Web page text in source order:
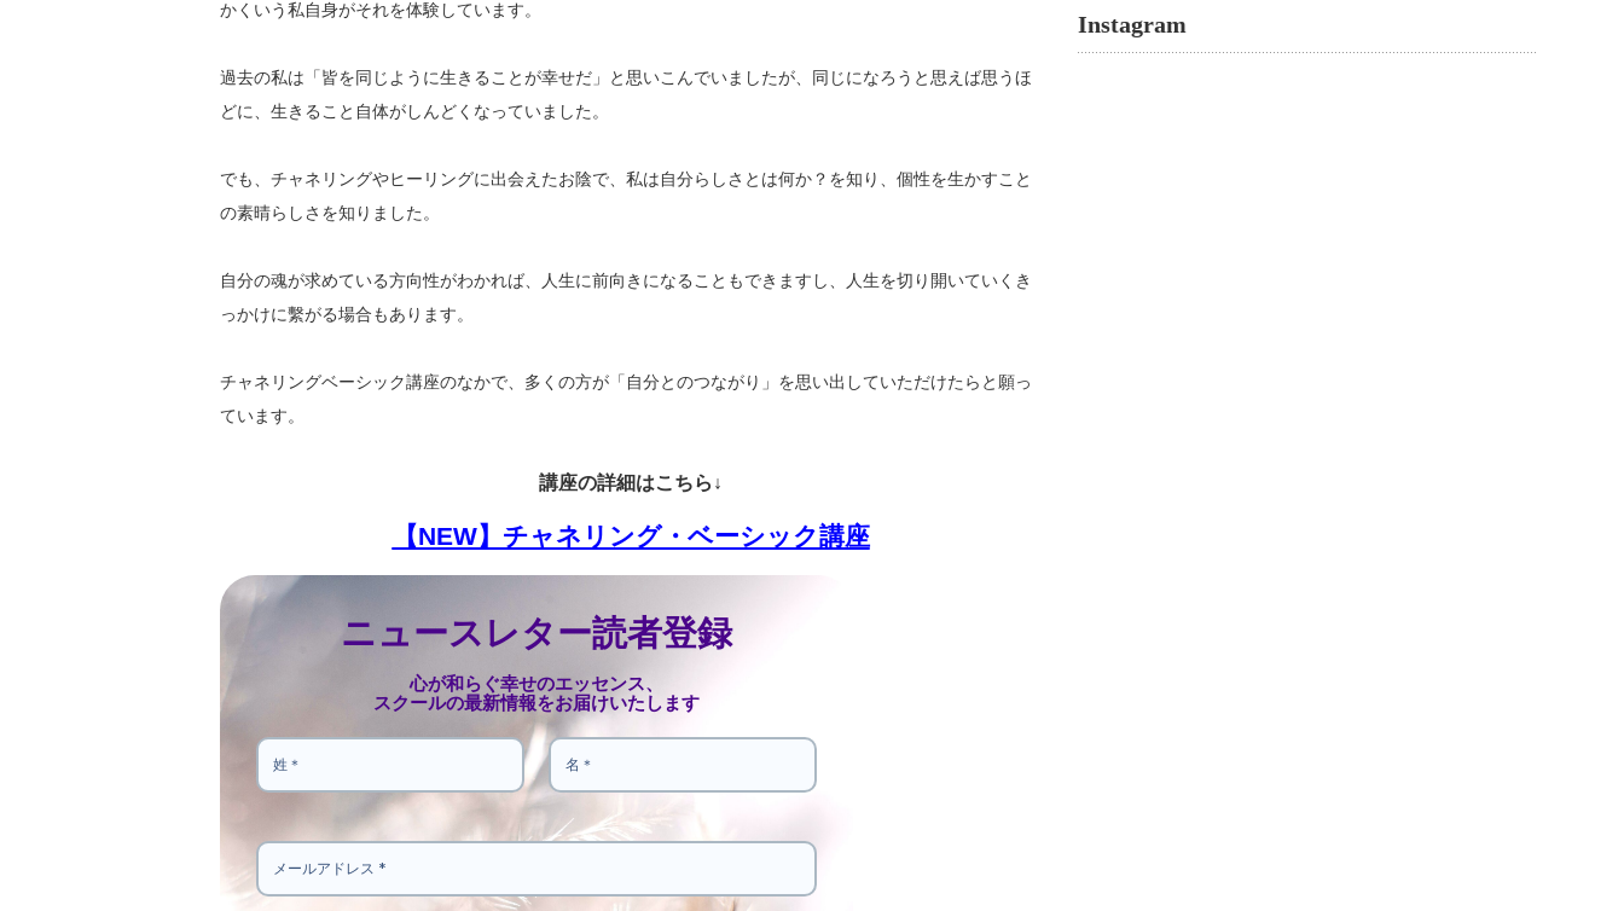
かくいう私自身がそれを体験しています。
過去の私は「皆を同じように生きることが幸せだ」
と思いこんでいましたが、同じになろうと思えば思うほ
どに、 生きること自体がしんどくなっていました。
でも、チャネリングやヒーリングに出会えたお陰で、 私は自分らしさとは何か？を知り、個性を生かすこと
の素晴らしさを知りました。
自分の魂が求めている方向性がわかれば、
人生に前向きになることもできますし、人生を切り開いていくき
っかけに繫がる場合もあります。
チャネリングベーシック講座のなかで、多くの方が「 自分とのつながり」を思い出していただけたらと願っ
ています。
講座の詳細はこちら↓
【NEW】チャネリング・ベーシック講座
ニュースレター読者登録
心が和らぐ幸せのエッセンス、
スクールの最新情報をお届けいたします
Instagram